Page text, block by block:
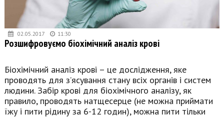
02.05.2017 11:30
Розшифровуємо біохімічний аналіз крові
Біохімічний аналіз крові – це дослідження, яке
проводять для з’ясування стану всіх органів і систем
людини. Забір крові для біохімічного аналізу, як
правило, проводять натщесерце (не можна приймати
їжу і пити рідину за 6-12 годин), можна пити тільки